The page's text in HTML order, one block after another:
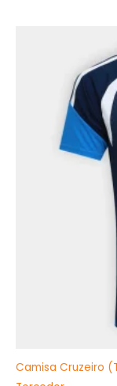
Camisa Cruzeiro
original
era:
R$349,99.